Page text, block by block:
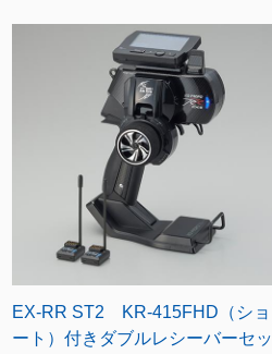
EX-RR ST2 KR-415FHD（ショ
ート）付きダブルレシーバーセッ